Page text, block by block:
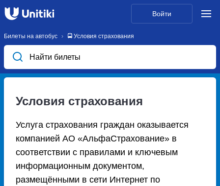
Войти
Билеты на автобус 🚍 Условия страхования
Найти билеты
Условия страхования
Услуга страхования граждан оказывается
компанией АО «АльфаСтрахование» в
соответствии с правилами и ключевым
информационным документом,
размещёнными в сети Интернет по